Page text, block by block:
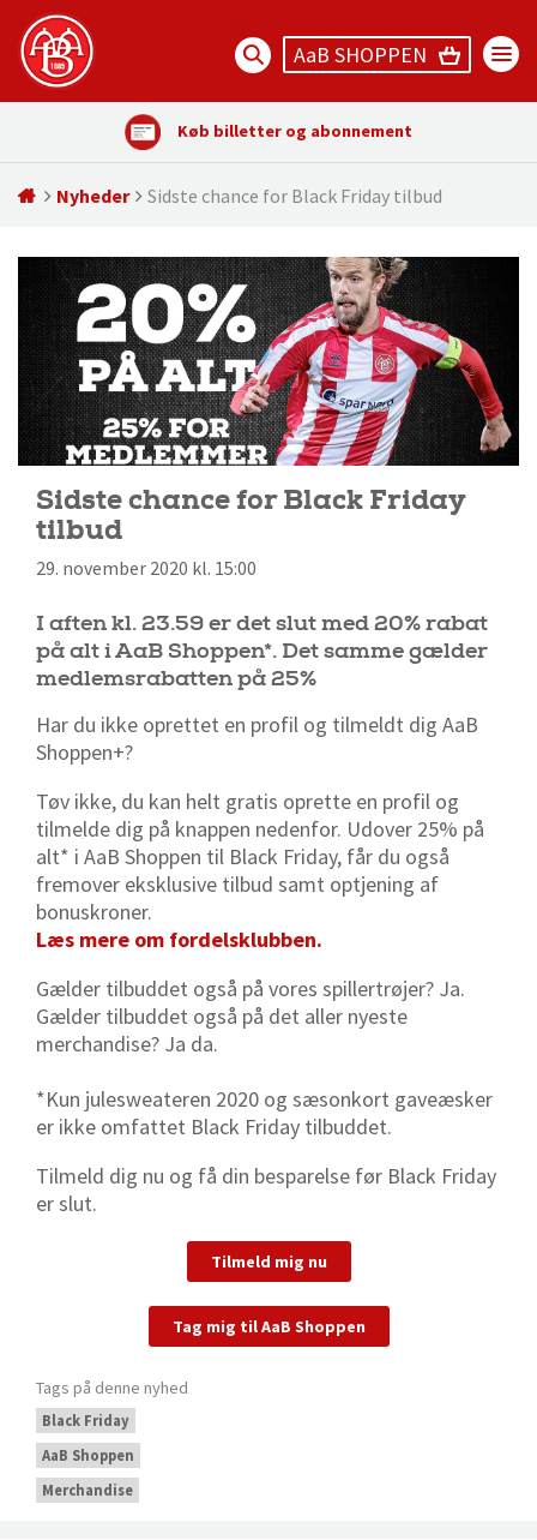
AaB SHOPPEN
Køb billetter og abonnement
Nyheder Sidste chance for Black Friday tilbud
Sidste chance for Black Friday
tilbud
29. november 2020 kl. 15:00
I aften kl. 23.59 er det slut med 20% rabat
på alt i AaB Shoppen*. Det samme gælder
medlemsrabatten på 25%
Har du ikke oprettet en profil og tilmeldt dig AaB
Shoppen+?
Tøv ikke, du kan helt gratis oprette en profil og
tilmelde dig på knappen nedenfor. Udover 25% på
alt* i AaB Shoppen til Black Friday, får du også
fremover eksklusive tilbud samt optjening af
bonuskroner.
Læs mere om fordelsklubben.
Gælder tilbuddet også på vores spillertrøjer? Ja.
Gælder tilbuddet også på det aller nyeste
merchandise? Ja da.
*Kun julesweateren 2020 og sæsonkort gaveæsker
er ikke omfattet Black Friday tilbuddet.
Tilmeld dig nu og få din besparelse før Black Friday
er slut.
Tilmeld mig nu
Tag mig til AaB Shoppen
Tags på denne nyhed
Black Friday
AaB Shoppen
Merchandise